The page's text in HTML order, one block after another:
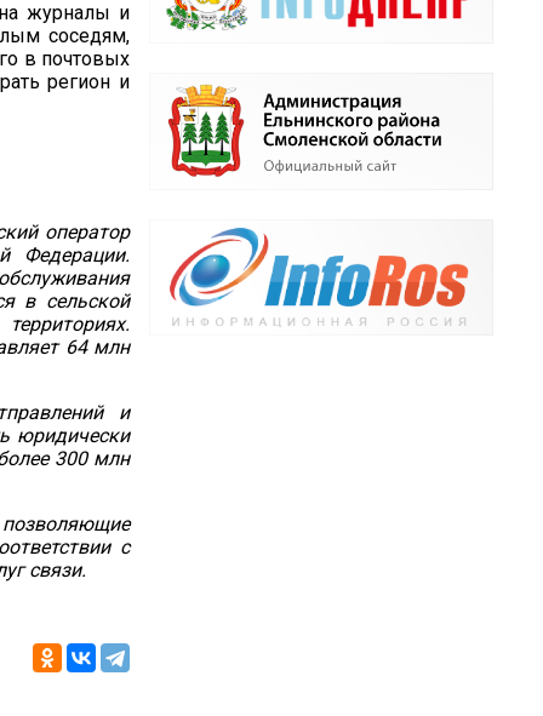
журналы и
соседям,
в почтовых
регион и
оператор
Федерации.
в сельской
.
64 млн
и
юридически
300 млн
с
связи.